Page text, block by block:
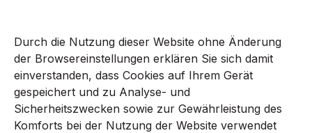
Durch die Nutzung dieser Website ohne Änderung
der Browsereinstellungen erklären Sie sich damit
einverstanden, dass Cookies auf Ihrem Gerät
gespeichert und zu Analyse- und
Sicherheitszwecken sowie zur Gewährleistung des
Komforts bei der Nutzung der Website verwendet